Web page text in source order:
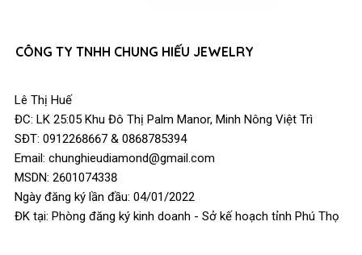
CÔNG TY TNHH CHUNG HIẾU JEWELRY
Lê Thị Huế
ĐC: LK 25:05 Khu Đô Thị Palm Manor, Minh Nông Việt Trì
SĐT: 0912268667 & 0868785394
Email: chunghieudiamond@gmail.com
MSDN: 2601074338
Ngày đăng ký lần đầu: 04/01/2022
ĐK tại: Phòng đăng ký kinh doanh - Sở kế hoạch tỉnh Phú Thọ